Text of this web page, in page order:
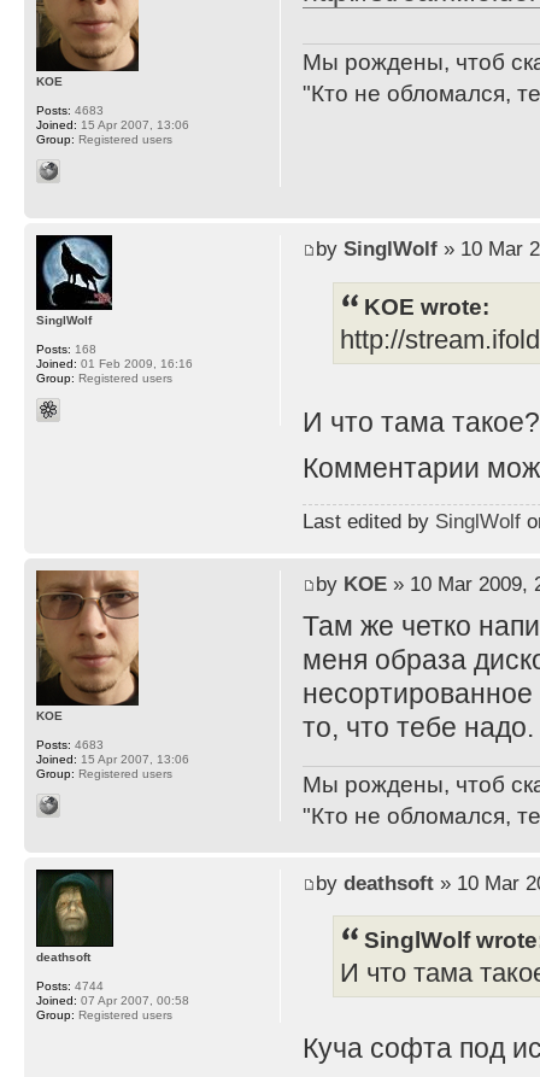
Мы рождены, чтоб
"Кто не обломался,
KOE
Posts: 4683
Joined: 15 Apr 2007, 13:06
Group: Registered users
by SinglWolf» 10 Mar
KOE wrote:
http://
И что тама
Комментарии
Last edited by SinglWolf
SinglWolf
Posts: 168
Joined: 01 Feb 2009, 16:16
Group: Registered users
by KOE» 10 Mar 2009,
Там же четко
меня образа
то, что тебе надо.
Мы рождены, чтоб
"Кто не обломался,
KOE
Posts: 4683
Joined: 15 Apr 2007, 13:06
Group: Registered users
by deathsoft» 10 Mar
SinglWolf
И что тама
Куча софта под
deathsoft
Posts: 4744
Joined: 07 Apr 2007, 00:58
Group: Registered users